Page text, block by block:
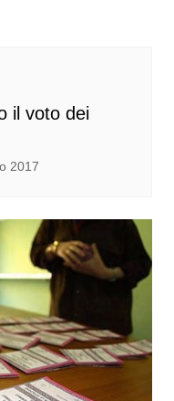
il voto dei
2017